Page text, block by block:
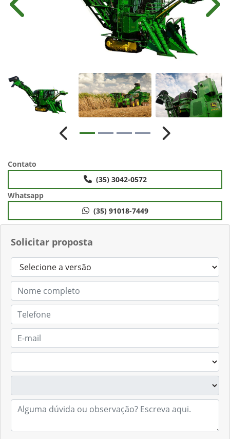
Solicitar proposta
Anterior
Anterior Próximo
Contato
(35) 3042-0572
Whatsapp
(35) 91018-7449